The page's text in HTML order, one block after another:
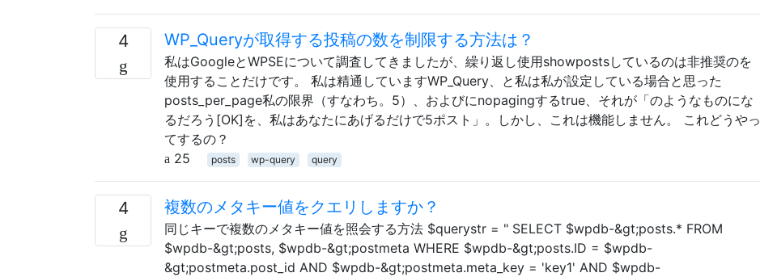
4 WP_Queryが取得する投稿の数を制限する方法は？
私はGoogleとWPSEについて調査してきましたが、繰り返し使用showpostsしているのは非推奨のを
使用することだけです。 私は精通していますWP_Query、と私は私が設定している場合と思った
posts_per_page私の限界（すなわち。5）、およびにnopagingするtrue、それが「のようなものにな
るだろう[OK]を、私はあなたにあげるだけで5ポスト」。しかし、これは機能しません。 これどうやっ
てするの？
25
posts wp-query query
4 複数のメタキー値をクエリしますか？
同じキーで複数のメタキー値を照会する方法 $querystr = " SELECT $wpdb-&gt;posts.* FROM
$wpdb-&gt;posts, $wpdb-&gt;postmeta WHERE $wpdb-&gt;posts.ID = $wpdb-
&gt;postmeta.post_id AND $wpdb-&gt;postmeta.meta_key = 'key1' AND $wpdb-